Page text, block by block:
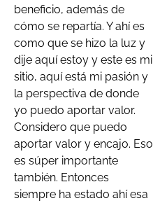
beneficio, además de
cómo se repartía. Y ahí es
como que se hizo la luz y
dije aquí estoy y este es mi
sitio, aquí está mi pasión y
la perspectiva de donde
yo puedo aportar valor.
Considero que puedo
aportar valor y encajo. Eso
es súper importante
también. Entonces
siempre ha estado ahí esa